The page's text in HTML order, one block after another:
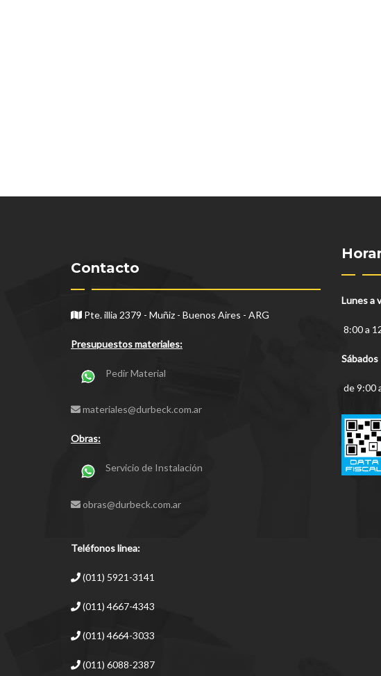
Contacto
Pte. illia 2379 - Muñiz - Buenos Aires - ARG
Presupuestos materiales:
Pedir Material
materiales@durbeck.com.ar
Obras:
Servicio de Instalación
obras@durbeck.com.ar
Teléfonos linea:
(011) 5921-3141
(011) 4667-4343
(011) 4664-3033
(011) 6088-2387
Lunes a
8:00 a
Sábados
de 9:00